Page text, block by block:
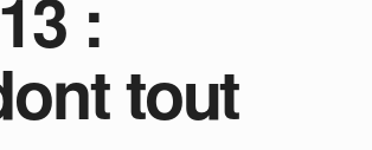
:
tout